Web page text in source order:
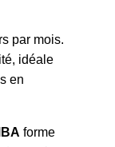
par mois.
idéale
en
forme